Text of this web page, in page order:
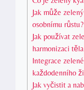
Jak může
osobnímu růstu?
Jak používat
harmonizaci
Integrace
každodenního
Jak vyčistit a